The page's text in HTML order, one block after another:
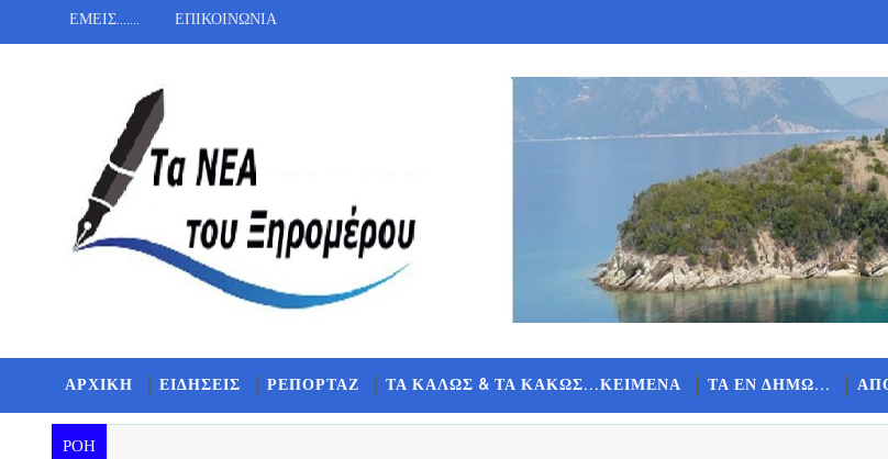
ΕΜΕΙΣ....... ΕΠΙΚΟΙΝΩΝΙΑ
ΑΡΧΙΚΗ ΕΙΔΗΣΕΙΣ ΡΕΠΟΡΤΑΖ ΤΑ ΚΑΛΩΣ & ΤΑ ΚΑΚΩΣ...ΚΕΙΜΕΝΑ ΤΑ ΕΝ ΔΗΜΩ...
ΡΟΗ